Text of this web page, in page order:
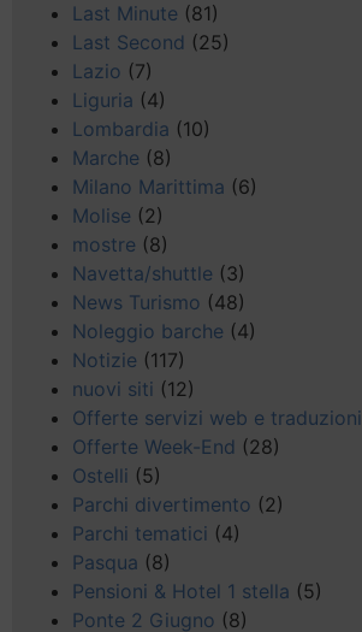
Last Minute (81)
Last Second (25)
Lazio (7)
Liguria (4)
Lombardia (10)
Marche (8)
Milano Marittima (6)
Molise (2)
mostre (8)
Navetta/shuttle (3)
News Turismo (48)
Noleggio barche (4)
Notizie (117)
nuovi siti (12)
Offerte servizi web e traduzioni
Offerte Week-End (28)
Ostelli (5)
Parchi divertimento (2)
Parchi tematici (4)
Pasqua (8)
Pensioni & Hotel 1 stella (5)
Ponte 2 Giugno (8)